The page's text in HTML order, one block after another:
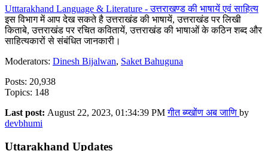
Utttarakhand Language & Literature - उत्तराखण्ड की भाषायें एवं साहित्य
इस विभाग में आप देख सकते है उत्तराखंड की भाषायें, उत्तराखंड पर लिखी
किताबे, उत्तराखंड पर रचित कवितायें, उत्तराखंड की भाषाओं के कठिन शब्द और
साहित्यकारों से संबंधित जानकारी।
Moderators: Dinesh Bijalwan, Saket Bahuguna
Posts: 20,938
Topics: 148
Last post: August 22, 2023, 01:34:39 PMगीत ब्य्खोंण अब जाणि by
devbhumi
Uttarakhand Updates